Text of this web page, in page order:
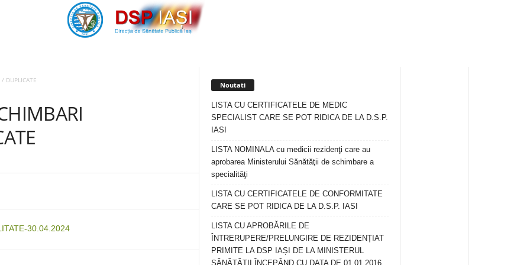
/ DUPLICATE
30.04.2024
Noutati
LISTA CU CERTIFICATELE DE MEDIC
SPECIALIST CARE SE POT RIDICA DE LA D.S.P.
IASI
LISTA NOMINALA cu medicii rezidenţi care au
aprobarea Ministerului Sănătăţii de schimbare a
specialităţi
LISTA CU CERTIFICATELE DE CONFORMITATE
CARE SE POT RIDICA DE LA D.S.P. IASI
LISTA CU APROBĂRILE DE
ÎNTRERUPERE/PRELUNGIRE DE REZIDENȚIAT
PRIMITE LA DSP IAȘI DE LA MINISTERUL
SĂNĂTĂȚII ÎNCEPÂND CU DATA DE 01.01.2016